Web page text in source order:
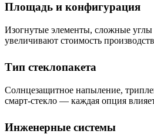
Площадь и конфигурация
Изогнутые элементы, сложные
увеличивают стоимость
Тип стеклопакета
Солнцезащитное напыление,
смарт-стекло — каждая опция
Инженерные системы